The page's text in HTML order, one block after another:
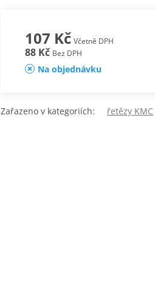
107 Kč Včetně DPH
88 Kč Bez DPH
Na objednávku
Zařazeno v kategoriích: řetězy KMC